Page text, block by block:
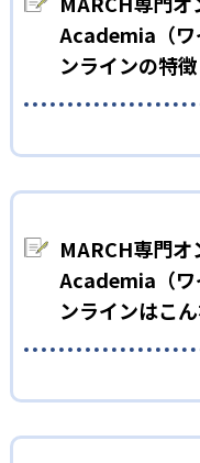
Academia（ワ
ンラインの特徴
合格に向けて、生徒一
活リズムなどを考慮し
間予定を作成し、週1回
クしながら学習を進める
MARCH専門オ
Academia（ワ
ンラインはこ